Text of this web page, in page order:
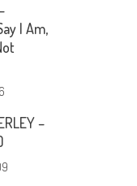
I Am,
–